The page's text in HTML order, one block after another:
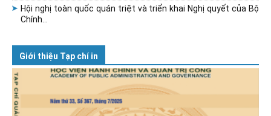
Hội nghị toàn quốc quán triệt và triển khai Nghị quyết của Bộ
Chính...
Giới thiệu Tạp chí in